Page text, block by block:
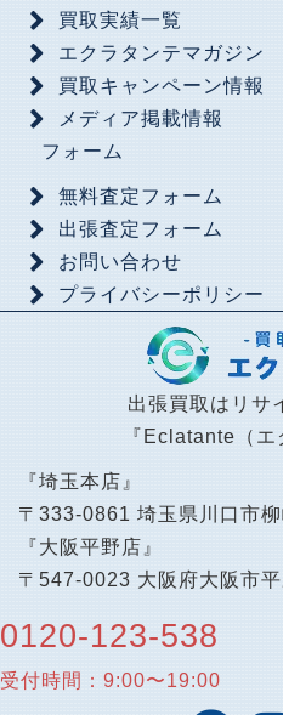
買取実績一覧
エクラタンテマガジン
買取キャンペーン情報
メディア掲載情報
フォーム
無料査定フォーム
出張査定フォーム
お問い合わせ
プライバシーポリシー
出張買取はリサ
『Eclatante（エ
『埼玉本店』
〒333-0861 埼玉県川口市
『大阪平野店』
〒547-0023 大阪府大阪市
0120-123-538
受付時間：9:00〜19:00